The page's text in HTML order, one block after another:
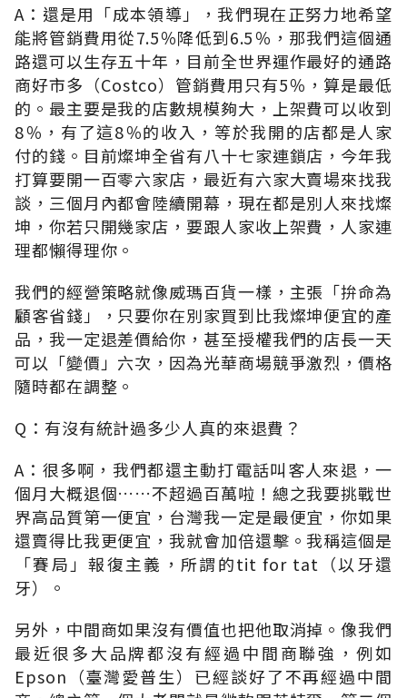
A：還是用「成本領導」，我們現在正努力地希望
能將管銷費用從7.5％降低到6.5％，那我們這個通
路還可以生存五十年，目前全世界運作最好的通路
商好市多（Costco）管銷費用只有5％，算是最低
的。最主要是我的店數規模夠大，上架費可以收到
8％，有了這8％的收入，等於我開的店都是人家
付的錢。目前燦坤全省有八十七家連鎖店，今年我
打算要開一百零六家店，最近有六家大賣場來找我
談，三個月內都會陸續開幕，現在都是別人來找燦
坤，你若只開幾家店，要跟人家收上架費，人家連
理都懶得理你。
我們的經營策略就像威瑪百貨一樣，主張「拚命為
顧客省錢」，只要你在別家買到比我燦坤便宜的產
品，我一定退差價給你，甚至授權我們的店長一天
可以「變價」六次，因為光華商場競爭激烈，價格
隨時都在調整。
Q：有沒有統計過多少人真的來退費？
A：很多啊，我們都還主動打電話叫客人來退，一
個月大概退個……不超過百萬啦！總之我要挑戰世
界高品質第一便宜，台灣我一定是最便宜，你如果
還賣得比我更便宜，我就會加倍還擊。我稱這個是
「賽局」報復主義，所謂的tit for tat（以牙還
牙）。
另外，中間商如果沒有價值也把他取消掉。像我們
最近很多大品牌都沒有經過中間商聯強，例如
Epson（臺灣愛普生）已經談好了不再經過中間